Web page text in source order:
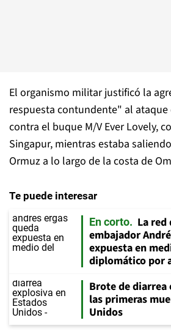
El organismo militar justificó la
respuesta contundente" al ataque
contra el buque M/V Ever Lovely,
Singapur, mientras estaba
Ormuz a lo largo de la costa de
Te puede interesar
En corto
La red
embajador
expuesta en
diplomático por
Brote de diarrea
las primeras
Unidos